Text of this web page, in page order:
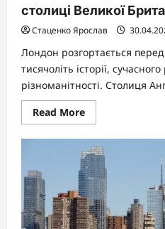
столиці Великої
Стаценко Ярослав
Лондон розгортається
тисячоліть історії,
різноманітності. Столиця
Read MoreRead
more
Інформація
про
Лондон:
повний
гід
по
столиці
Великої
Британії